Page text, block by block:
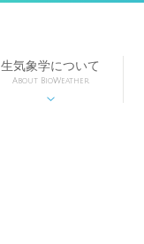
生気象学について
About BioWeather
